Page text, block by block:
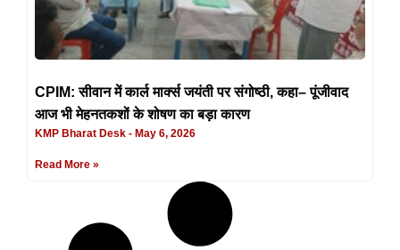
CPIM: सीवान में कार्ल मार्क्स जयंती पर संगोष्ठी, कहा– पूंजीवाद
आज भी मेहनतकशों के शोषण का बड़ा कारण
KMP Bharat Desk May 6, 2026
Read More »